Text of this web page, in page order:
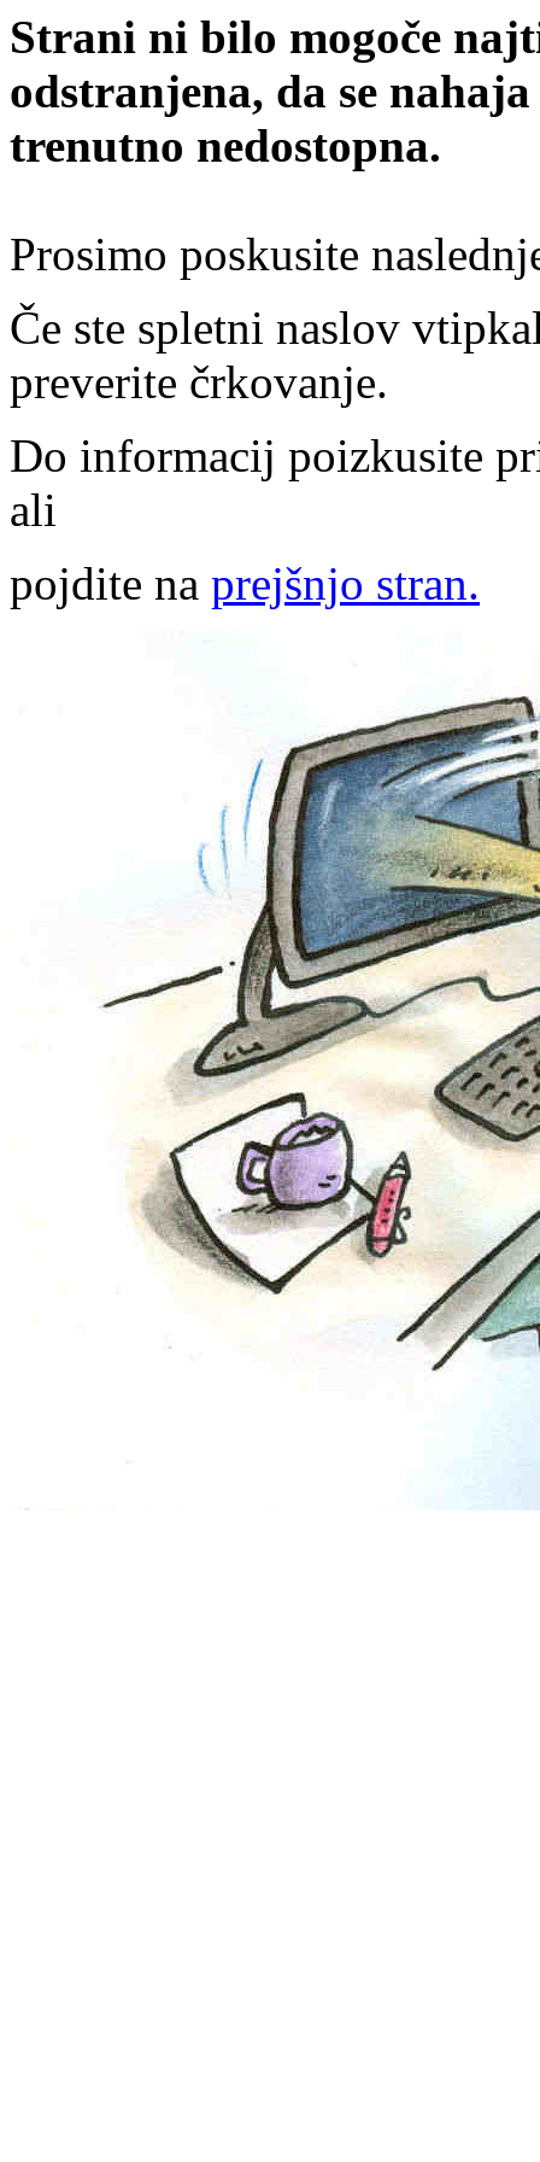
Strani ni bilo mogoče
odstranjena, da se
trenutno nedostopna.
Prosimo poskusite
Če ste spletni naslov
preverite črkovanje.
Do informacij poizkusite
ali
pojdite na prejšnjo stran.